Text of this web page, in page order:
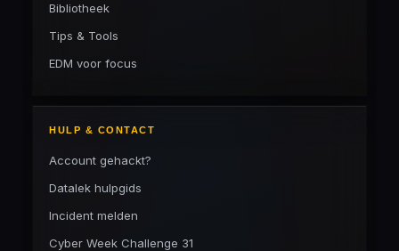
Bibliotheek
Tips & Tools
EDM voor focus
HULP & CONTACT
Account gehackt?
Datalek hulpgids
Incident melden
Cyber Week Challenge 31